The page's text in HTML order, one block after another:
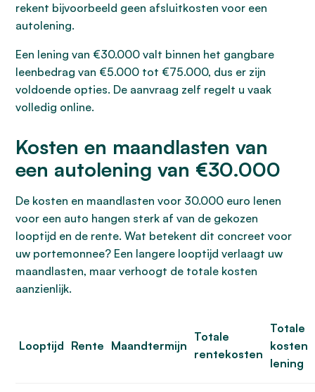
rekent bijvoorbeeld geen afsluitkosten voor een
autolening.
Een lening van €30.000 valt binnen het gangbare
leenbedrag van €5.000 tot €75.000, dus er zijn
voldoende opties. De aanvraag zelf regelt u vaak
volledig online.
Kosten en maandlasten van
een autolening van €30.000
De kosten en maandlasten voor 30.000 euro lenen
voor een auto hangen sterk af van de gekozen
looptijd en de rente. Wat betekent dit concreet voor
uw portemonnee? Een langere looptijd verlaagt uw
maandlasten, maar verhoogt de totale kosten
aanzienlijk.
Looptijd Rente Maandtermijn
Totale
rentekosten
Totale
kosten
lening